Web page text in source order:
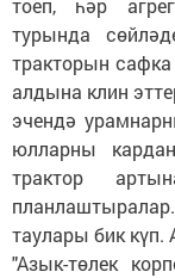
тоеп, һәр
турында
тракторын
алдына клин
эчендә
юлларны
трактор
таулары бик
"Азык-төлек